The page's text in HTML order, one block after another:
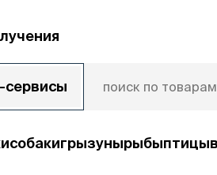
сервисы
собакигрызунырыбыптицы